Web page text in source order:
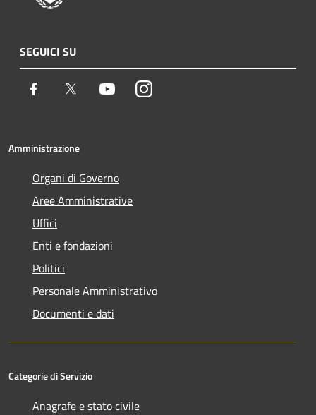
SEGUICI SU
Facebook Twitter YoutubeInstagram
Amministrazione
Organi di Governo
Aree Amministrative
Uffici
Enti e fondazioni
Politici
Personale Amministrativo
Documenti e dati
Categorie di Servizio
Anagrafe e stato civile